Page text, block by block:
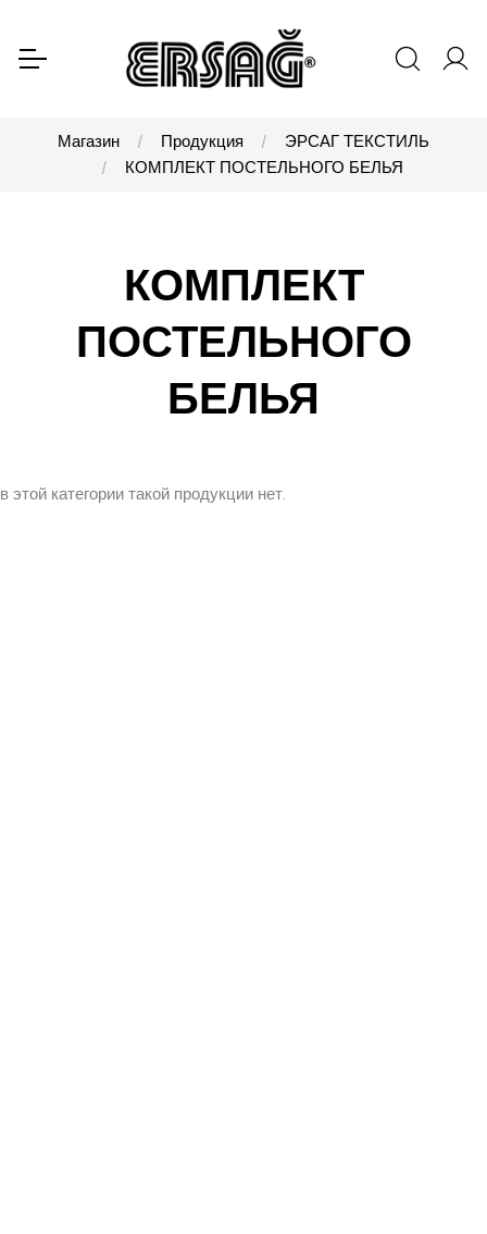
Магазин Продукция
ЭРСАГ ТЕКСТИЛЬ
КОМПЛЕКТ ПОСТЕЛЬНОГО БЕЛЬЯ
КОМПЛЕКТ
ПОСТЕЛЬНОГО
БЕЛЬЯ
в этой категории такой продукции нет.